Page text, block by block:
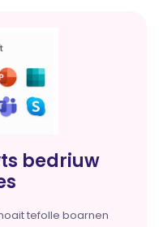
bedriuw
tefolle boarnen